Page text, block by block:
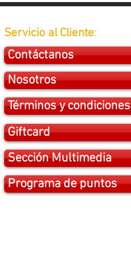
Servicio al Cliente:
Contáctanos
Nosotros
Términos y condiciones
Giftcard
Sección Multimedia
Programa de puntos